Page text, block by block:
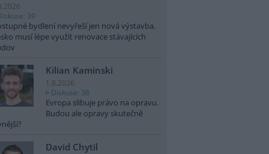
39
bydlení nevyřeší jen nová výstavba.
musí lépe využít renovace stávajících
Kilian Kaminski
1.8.2026
Diskuse: 38
Evropa slibuje právo na opravu.
Budou ale opravy skutečně
David Chytil